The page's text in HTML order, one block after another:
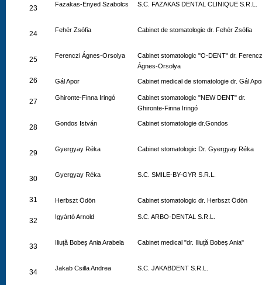
23 Fazakas-Enyed Szabolcs S.C. FAZAKAS DENTAL CLINIQUE S.R.L.
24 Fehér Zsófia Cabinet de stomatologie dr. Fehér Zsófia
25 Ferenczi Ágnes-Orsolya
Cabinet stomatologic "O-DENT" dr.
Ágnes-Orsolya
26 Gál Apor Cabinet medical de stomatologie dr. Gál
27 Ghironte-Finna Iringó
Cabinet stomatologic "NEW DENT" dr.
Ghironte-Finna Iringó
28 Gondos István Cabinet stomatologie dr.Gondos
29 Gyergyay Réka Cabinet stomatologic Dr. Gyergyay Réka
30 Gyergyay Réka S.C. SMILE-BY-GYR S.R.L.
31 Herbszt Ödön Cabinet stomatologic dr. Herbszt Ödön
32 Igyártó Arnold S.C. ARBO-DENTAL S.R.L.
33 Iliuță Bobeș Ania Arabela Cabinet medical "dr. Iliuță Bobeș Ania"
34 Jakab Csilla Andrea S.C. JAKABDENT S.R.L.